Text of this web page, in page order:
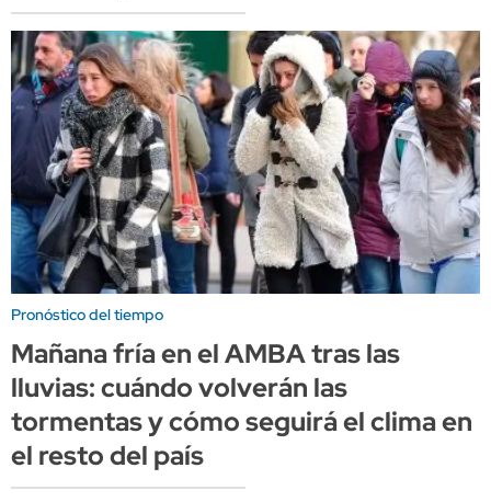
Pronóstico del tiempo
Mañana fría en el AMBA tras las
lluvias: cuándo volverán las
tormentas y cómo seguirá el clima en
el resto del país